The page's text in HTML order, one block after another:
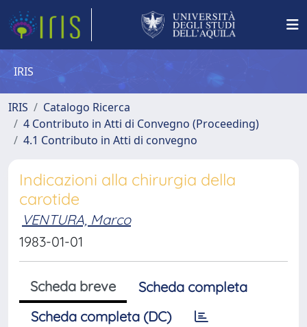
IRIS
IRIS
Catalogo Ricerca
4 Contributo in Atti di Convegno (Proceeding)
4.1 Contributo in Atti di convegno
Indicazioni alla chirurgia della
carotide
VENTURA, Marco
1983-01-01
Scheda breve
Scheda completa
Scheda completa (DC)